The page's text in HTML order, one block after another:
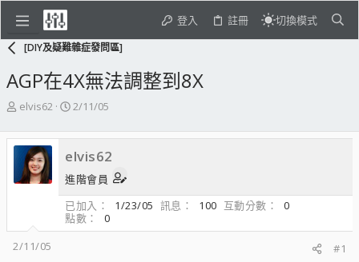
登入 註冊 切換模式
[DIY及疑難雜症發問區]
AGP在4X無法調整到8X
主
發
起
人
elvis62
開
日
期
2/11/05
elvis62
進階會員
已加入
1/23/05 訊息 100 互動分數
0
點數
0
2/11/05
#1